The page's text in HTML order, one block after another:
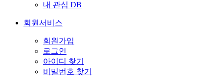
내 관심 DB
회원서비스
회원가입
로그인
아이디 찾기
비밀번호 찾기